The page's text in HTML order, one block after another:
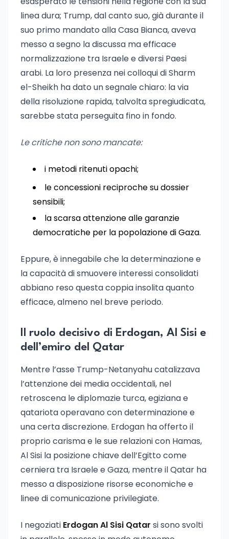
linea dura; Trump, dal canto suo, già durante il
suo primo mandato alla Casa Bianca, aveva
messo a segno la discussa ma efficace
normalizzazione tra Israele e diversi Paesi
arabi. La loro presenza nei colloqui di Sharm
el-Sheikh ha dato un segnale chiaro: la via
della risoluzione rapida, talvolta spregiudicata,
sarebbe stata perseguita fino in fondo.
Le critiche non sono mancate:
i metodi ritenuti opachi;
le concessioni reciproche su dossier
sensibili;
la scarsa attenzione alle garanzie
democratiche per la popolazione di Gaza.
Eppure, è innegabile che la determinazione e
la capacità di smuovere interessi consolidati
abbiano reso questa coppia insolita quanto
efficace, almeno nel breve periodo.
Il ruolo decisivo di Erdogan, Al Sisi e
dell’emiro del Qatar
Mentre l’asse Trump-Netanyahu catalizzava
l’attenzione dei media occidentali, nel
retroscena le diplomazie turca, egiziana e
qatariota operavano con determinazione e
una certa discrezione. Erdogan ha offerto il
proprio carisma e le sue relazioni con Hamas,
Al Sisi la posizione chiave dell’Egitto come
cerniera tra Israele e Gaza, mentre il Qatar ha
messo a disposizione risorse economiche e
linee di comunicazione privilegiate.
I negoziati Erdogan Al Sisi Qatar si sono svolti